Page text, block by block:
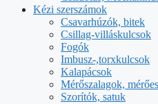
Kézi szerszámok
Csavarhúzók, bitek
Csillag-villáskulcsok
Fogók
Imbusz-,torxkulcsok
Kalapácsok
Mérőszalagok,
Szorítók, satuk